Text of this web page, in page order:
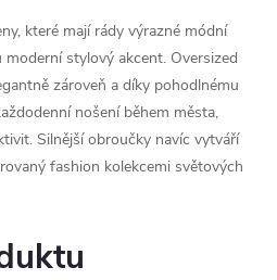
které mají rády výrazné módní
stylový akcent. Oversized
zároveň a díky pohodlnému
nošení během města,
Silnější obroučky navíc vytváří
fashion kolekcemi světových